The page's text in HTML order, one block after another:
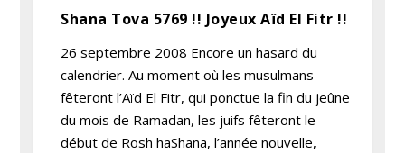
Shana Tova 5769 !! Joyeux Aïd El Fitr !!
26 septembre 2008 Encore un hasard du
calendrier. Au moment où les musulmans
fêteront l’Aïd El Fitr, qui ponctue la fin du jeûne
du mois de Ramadan, les juifs fêteront le
début de Rosh haShana, l’année nouvelle,